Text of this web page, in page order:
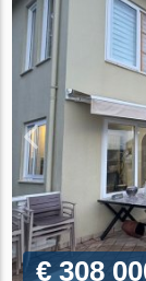
€ 308